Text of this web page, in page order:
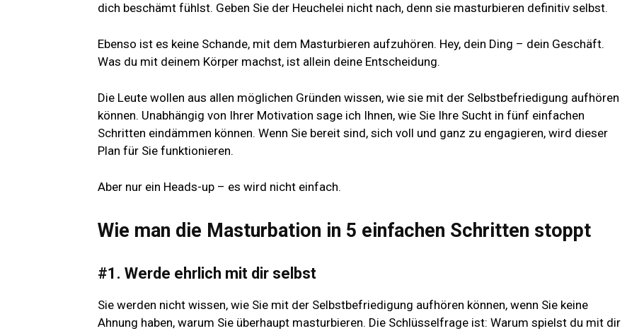
dich beschämt fühlst. Geben Sie der Heuchelei nicht nach, denn sie masturbieren definitiv selbst.
Ebenso ist es keine Schande, mit dem Masturbieren aufzuhören. Hey, dein Ding – dein Geschäft.
Was du mit deinem Körper machst, ist allein deine Entscheidung.
Die Leute wollen aus allen möglichen Gründen wissen, wie sie mit der Selbstbefriedigung aufhören
können. Unabhängig von Ihrer Motivation sage ich Ihnen, wie Sie Ihre Sucht in fünf einfachen
Schritten eindämmen können. Wenn Sie bereit sind, sich voll und ganz zu engagieren, wird dieser
Plan für Sie funktionieren.
Aber nur ein Heads-up – es wird nicht einfach.
Wie man die Masturbation in 5 einfachen Schritten stoppt
#1. Werde ehrlich mit dir selbst
Sie werden nicht wissen, wie Sie mit der Selbstbefriedigung aufhören können, wenn Sie keine
Ahnung haben, warum Sie überhaupt masturbieren. Die Schlüsselfrage ist: Warum spielst du mit dir